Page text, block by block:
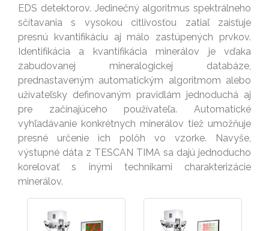
EDS detektorov. Jedinečný algoritmus spektrálneho
sčítavania s vysokou citlivosťou zatiaľ zaisťuje
presnú kvantifikáciu aj málo zastúpených prvkov.
Identifikácia a kvantifikácia minerálov je vďaka
zabudovanej mineralogickej databáze,
prednastaveným automatickým algoritmom alebo
užívateľsky definovaným pravidlám jednoduchá aj
pre začínajúceho používateľa. Automatické
vyhľadávanie konkrétnych minerálov tiež umožňuje
presné určenie ich polôh vo vzorke. Navyše,
výstupné dáta z TESCAN TIMA sa dajú jednoducho
korelovať s inými technikami charakterizácie
minerálov.